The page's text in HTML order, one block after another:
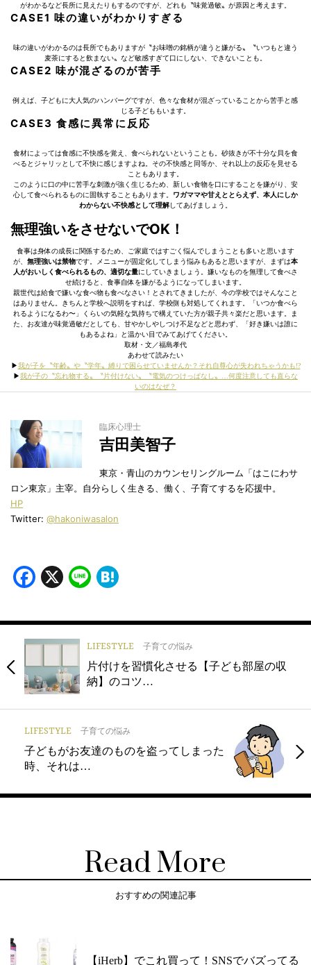
がわかるなど長所に見えたりもするのですが、どれも〝味覚過敏〟が原因と考えます。
CASE1 味の違いがわかりすぎる
味の違いがわかるのは長所でもありますが〝お味噌の銘柄が違うと嫌がる〟〝いつもと違う
麦茶にすると飲まない〟など敏感すぎて口にしない、できないことも。
CASE2 味が混ざるのが苦手
例えば、子どもに大人気のハンバーグですが、色々な食材が混ざっていることから苦手と感
じる子どももいます。
CASE3 食感に異常に反応
食材によっては食感に不快感を覚え、食べられないということも。砂抜きが不十分な貝を食
べるとジャリッとして不快に感じますよね。その不快感と同等か、それ以上の反応を見せる
こともあります。
このように口の中に苦手な刺激が強く生じるため、新しい食物を口にすることを嫌がり、安
心して食べられるものに固執することもあります。 ワガママや甘えととらえず、本人にしか
わからない不快感として理解 してあげましょう。
無理強いをさせないでOK！
食事は身体の成長に関係するため、ご家庭ではすごく悩んでしまうことも多いと思います
が、 無理強いは禁物です。メニューが固定化してしまう悩みもあると思いますが、まずは本
人がおいしく食べられるもの、適切な量にしていきましょう。嫌いなものを無理して食べさ
せ続けると、食事自体を嫌がるようになってしまいます。
親世代は給食で嫌いな食べ物も食べなさい！とされてきましたが、今の学校ではそんなこと
はありません。きちんと学校へ説明をすれば、学校側も対処してくれます。「いつか食べら
れるようになるわ〜」くらいの気軽な気持ちで構えていた方が親子共々楽だと思います。ま
た、お友達が味覚過敏だとしても、甘やかしやしつけ不足などと思わず、「好き嫌いは誰に
もあるよね」と温かい目でみてあげてください。
取材・文／福島孝代
あわせて読みたい
▶︎我が子を〝年齢〟や〝学年〟縛りで困らせていませんか？それ自尊心が失われちゃうかも!?
▶︎我が子の〝忘れ物する〟〝片付けない〟〝電気のつけっぱなし〟…何度注意しても直らな
いのはなぜ？
臨床心理士
吉田美智子
東京・青山のカウンセリングルーム「はこにわサ
ロン東京」主宰。自分らしく生きる、働く、子育てするを応援中。
HP
Twitter: @hakoniwasalon
Facebook
X Line
LIFESTYLE 子育ての悩み
片付けを習慣化させる【子ども部屋の収
納】のコツ…
LIFESTYLE 子育ての悩み
子どもがお友達のものを盗ってしまった
時、それは…
Read More
おすすめの関連記事
【iHerb】でこれ買って！SNSでバズってる